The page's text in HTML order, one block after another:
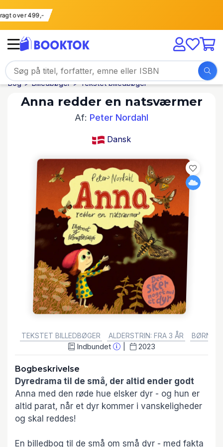
fragt over 499,-
Bog Billedbøger Tekstet billedbøger
Anna redder en natsværmer
Af: Peter Nordahl
Dansk
TEKSTET BILLEDBØGER
ALDERSTRIN: FRA 3 ÅR BØRN &
Indbundet 2023
Bogbeskrivelse
Dyredrama til de små, der altid ender godt
Anna med den røde hue elsker dyr - og hun er
altid parat, når et dyr kommer i vanskeligheder
og skal reddes!
En billedbog til de små om små dyr - med fakta